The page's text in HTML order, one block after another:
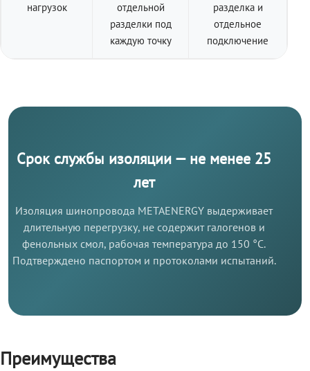
нагрузок
отдельной
разделки под
каждую точку
разделка и
отдельное
подключение
Срок службы изоляции — не менее 25
лет
Изоляция шинопровода METAENERGY выдерживает
длительную перегрузку, не содержит галогенов и
фенольных смол, рабочая температура до 150 °C.
Подтверждено паспортом и протоколами испытаний.
Преимущества